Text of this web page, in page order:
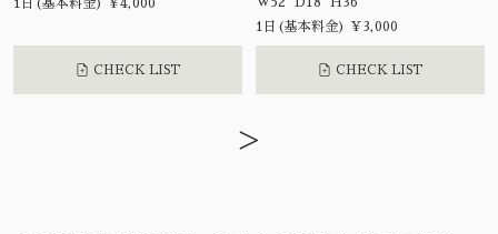
1日(基本料金) ¥4,000
CHECK LIST
1日(基本料金) ¥3,000
CHECK LIST
>